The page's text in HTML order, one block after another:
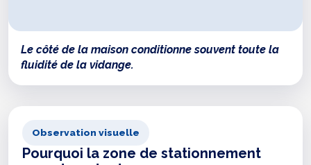
Le côté de la maison conditionne souvent toute la
fluidité de la vidange.
Observation visuelle
Pourquoi la zone de stationnement